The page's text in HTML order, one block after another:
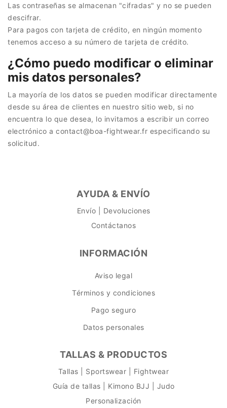
Las contraseñas se almacenan "cifradas" y no se pueden
descifrar.
Para pagos con tarjeta de crédito, en ningún momento
tenemos acceso a su número de tarjeta de crédito.
¿Cómo puedo modificar o eliminar
mis datos personales?
La mayoría de los datos se pueden modificar directamente
desde su área de clientes en nuestro sitio web, si no
encuentra lo que desea, lo invitamos a escribir un correo
electrónico a contact@boa-fightwear.fr especificando su
solicitud.
AYUDA & ENVÍO
Envío | Devoluciones
Contáctanos
INFORMACIÓN
Aviso legal
Términos y condiciones
Pago seguro
Datos personales
TALLAS & PRODUCTOS
Tallas | Sportswear | Fightwear
Guía de tallas | Kimono BJJ | Judo
Personalización